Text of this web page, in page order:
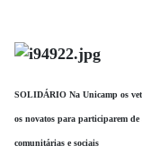
SOLIDÁRIO Na Unicamp os
os novatos para participarem de
comunitárias e sociais